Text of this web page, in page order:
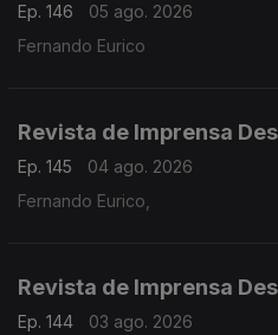
Ep. 146
05 ago. 2026
Fernando Eurico
Revista de Imprensa
Ep. 145
04 ago. 2026
Fernando Eurico,
Revista de Imprensa
Ep. 144
03 ago. 2026